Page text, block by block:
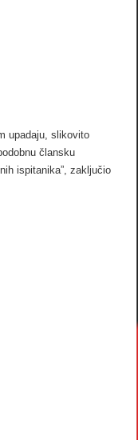
upadaju, slikovito
člansku
ispitanika”, zaključio